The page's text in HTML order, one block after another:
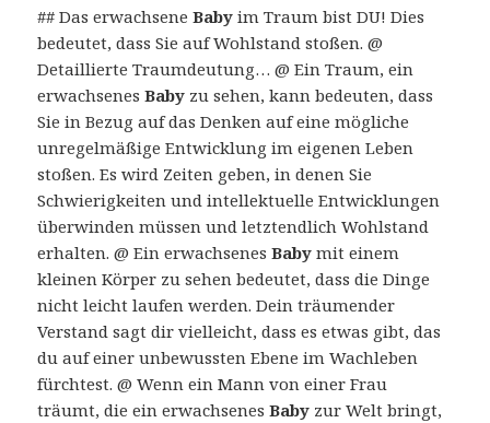
## Das erwachseneBaby im Traum bist DU! Dies
bedeutet, dass Sie auf Wohlstand stoßen. @
Detaillierte Traumdeutung… @ Ein Traum, ein
erwachsenesBaby zu sehen, kann bedeuten, dass
Sie in Bezug auf das Denken auf eine mögliche
unregelmäßige Entwicklung im eigenen Leben
stoßen. Es wird Zeiten geben, in denen Sie
Schwierigkeiten und intellektuelle Entwicklungen
überwinden müssen und letztendlich Wohlstand
erhalten. @ Ein erwachsenesBaby mit einem
kleinen Körper zu sehen bedeutet, dass die Dinge
nicht leicht laufen werden. Dein träumender
Verstand sagt dir vielleicht, dass es etwas gibt, das
du auf einer unbewussten Ebene im Wachleben
fürchtest. @ Wenn ein Mann von einer Frau
träumt, die ein erwachsenesBaby zur Welt bringt,